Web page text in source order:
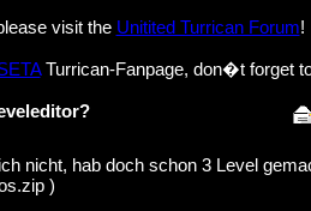
visit the Unitited Turrican Forum!
Turrican-Fanpage, don�t forget
nicht, hab doch schon 3 Level
)